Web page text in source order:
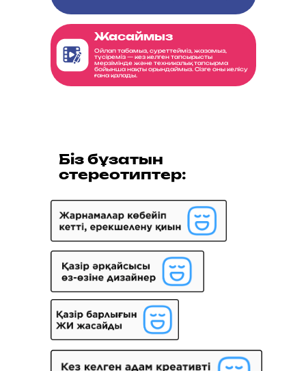
Жасаймыз
Ойлап табамыз, суреттейміз, жазамыз,
түсіреміз — кез келген тапсырысты
мерзімінде және техникалық тапсырма
бойынша нақты орындаймыз. Сізге оны келісу
ғана қалады.
Біз бұзатын
стереотиптер: